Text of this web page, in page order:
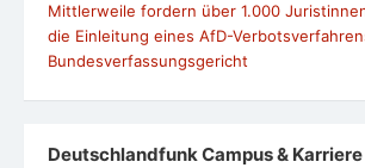
Mittlerweile fordern über 1.000
die Einleitung eines AfD-
Bundesverfassungsgericht
Deutschlandfunk Campus & Karriere